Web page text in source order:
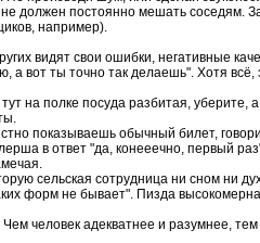
должен постоянно мешать соседям.
например).
видят свои ошибки, негативные
а вот ты точно так делаешь". Хотя
на полке посуда разбитая, уберите,
показываешь обычный билет,
в ответ "да, конееечно, первый
сельская сотрудница ни сном ни
форм не бывает". Пизда
человек адекватнее и разумнее,